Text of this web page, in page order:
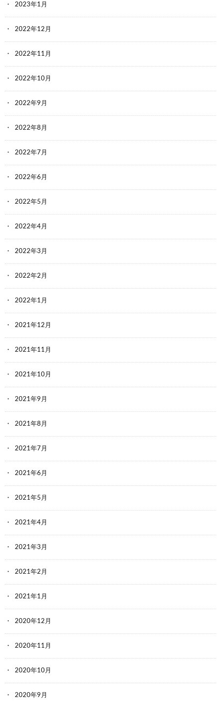
2023年1月
2022年12月
2022年11月
2022年10月
2022年9月
2022年8月
2022年7月
2022年6月
2022年5月
2022年4月
2022年3月
2022年2月
2022年1月
2021年12月
2021年11月
2021年10月
2021年9月
2021年8月
2021年7月
2021年6月
2021年5月
2021年4月
2021年3月
2021年2月
2021年1月
2020年12月
2020年11月
2020年10月
2020年9月